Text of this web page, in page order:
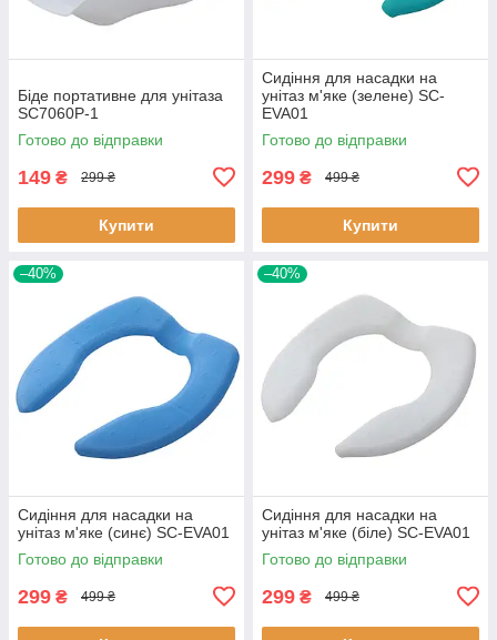
Біде портативне для унітаза
SC7060P-1
Готово до відправки
149 ₴ 299 ₴
Купити
Сидіння для насадки на
унітаз м'яке (зелене) SC-
EVA01
Готово до відправки
299 ₴ 499 ₴
Купити
–40%
Сидіння для насадки на
унітаз м'яке (синє) SC-EVA01
Готово до відправки
299 ₴ 499 ₴
–40%
Сидіння для насадки на
унітаз м'яке (біле) SC-EVA01
Готово до відправки
299 ₴ 499 ₴